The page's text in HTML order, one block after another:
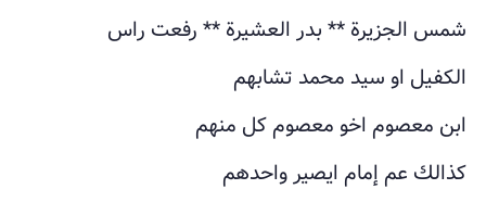
شمس الجزيرة ** بدر العشيرة ** رفعت راس
الكفيل او سيد محمد تشابهم
ابن معصوم اخو معصوم كل منهم
كذالك عم إمام ايصير واحدهم